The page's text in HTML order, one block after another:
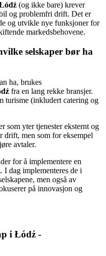
(og ikke bare) krever
og problemfri drift. Det er
og utvikle nye funksjoner for
markedsbehovene.
selskaper bør ha
ha, brukes
fra en lang rekke bransjer.
turisme (inkludert catering og
som yter tjenester eksternt og
drift, men som for eksempel
avtaler.
for å implementere en
. I dag implementeres de i
men også av
på innovasjon og
i Łódź -